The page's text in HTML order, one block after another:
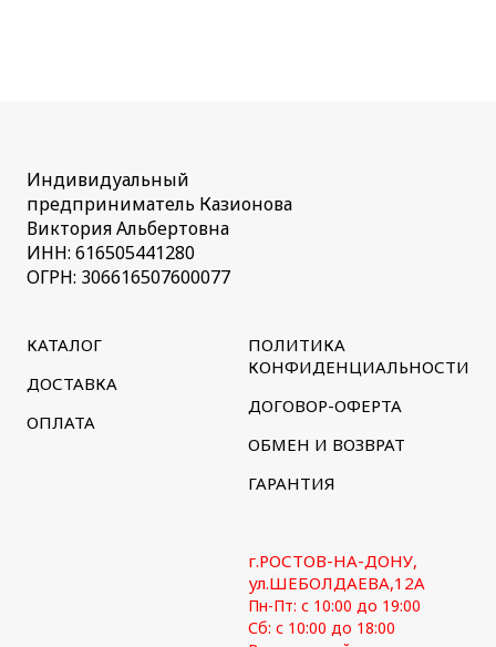
Индивидуальный
предприниматель Казионова
Виктория Альбертовна
ИНН: 616505441280
ОГРН: 306616507600077
КАТАЛОГ
ДОСТАВКА
ОПЛАТА
ПОЛИТИКА
КОНФИДЕНЦИАЛЬНОСТИ
ДОГОВОР-ОФЕРТА
ОБМЕН И ВОЗВРАТ
ГАРАНТИЯ
г.РОСТОВ-НА-ДОНУ,
ул.ШЕБОЛДАЕВА,12А
Пн-Пт: с 10:00 до 19:00
Сб: с 10:00 до 18:00